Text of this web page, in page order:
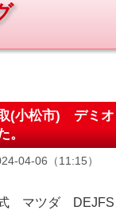
(小松市) デミ
。
04-06（11:15）
マツダ